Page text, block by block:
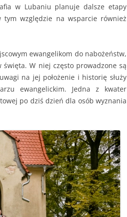
w Lubaniu planuje dalsze etapy
tym względzie na wsparcie również
ewangelikom do nabożeństw,
W niej często prowadzone są
na jej położenie i historię służy
ewangelickim. Jedna z kwater
po dziś dzień dla osób wyznania